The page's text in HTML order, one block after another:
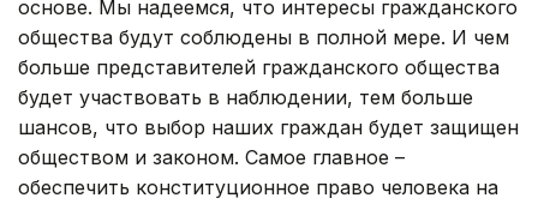
основе. Мы надеемся, что интересы гражданского
общества будут соблюдены в полной мере. И чем
больше представителей гражданского общества
будет участвовать в наблюдении, тем больше
шансов, что выбор наших граждан будет защищен
обществом и законом. Самое главное –
обеспечить конституционное право человека на